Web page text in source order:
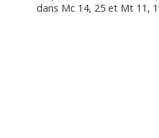
dans Mc 14, 25 et Mt 11,